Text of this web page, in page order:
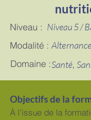
Niveau : Niveau 5 /
Modalité : Alternance
Domaine :Santé,
Objectifs de la
À l’issue de la